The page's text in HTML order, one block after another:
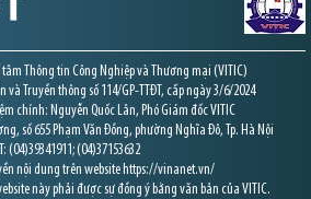
tâm Thông tin Công Nghiệp và Thương mại (VITIC)
và Truyền thông số 114/GP-TTĐT, cấp ngày 3/6/2024
chính: Nguyễn Quốc Lân, Phó Giám đốc VITIC
số 655 Phạm Văn Đồng, phường Nghĩa Đô, Tp. Hà Nội
(04)39341911; (04)37153632
nội dung trên website https://vinanet.vn/
này phải được sự đồng ý bằng văn bản của VITIC.